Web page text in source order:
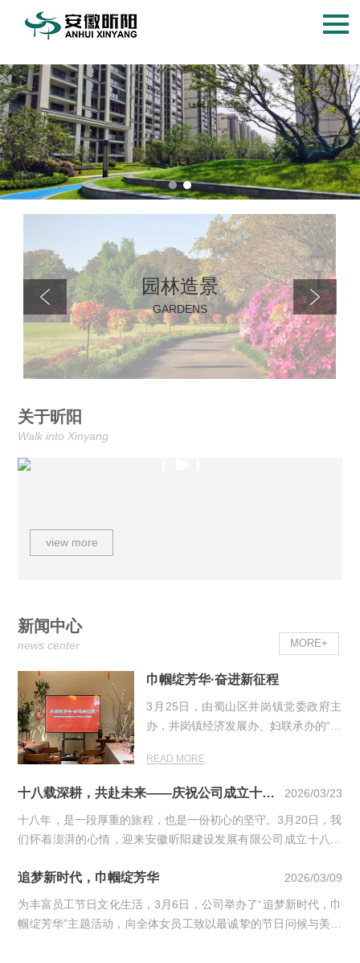
园林造景
GARDENS
关于昕阳
Walk into Xinyang
view more
新闻中心
news center MORE+
巾帼绽芳华·奋进新征程
3月25日，由蜀山区井岗镇党委政府主
办，井岗镇经济发展办、妇联承办的“巾
业家非遗文化传承主题活动顺利举行。
我司…
READ MORE
十八载深耕，共赴未来——庆祝公司成立十八周年 2026/03/23
十八年，是一段厚重的旅程，也是一份初心的坚守。3月20日，我
们怀着澎湃的心情，迎来安徽昕阳建设发展有限公司成立十八周
追梦新时代，巾帼绽芳华 2026/03/09
为丰富员工节日文化生活，3月6日，公司举办了“追梦新时代，巾
帼绽芳华”主题活动，向全体女员工致以最诚挚的节日问候与美好